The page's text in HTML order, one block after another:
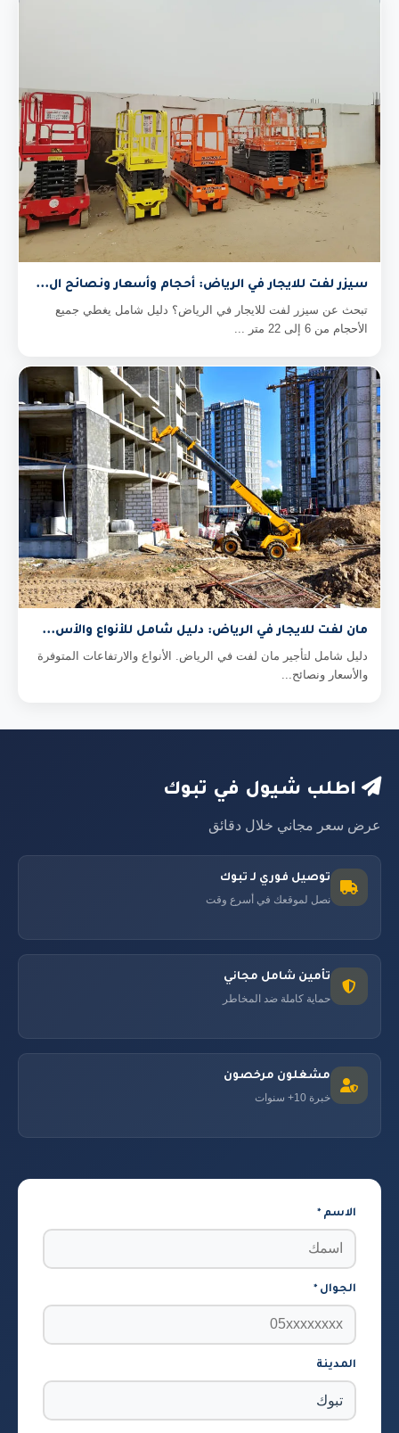
سيزر لفت للايجار في الرياض: أحجام وأسعار ونصائح ال...
تبحث عن سيزر لفت للايجار في الرياض؟ دليل شامل يغطي جميع
الأحجام من 6 إلى 22 متر ...
مان لفت للايجار في الرياض: دليل شامل للأنواع والأس...
دليل شامل لتأجير مان لفت في الرياض. الأنواع والارتفاعات المتوفرة
والأسعار ونصائح...
اطلب شيول في تبوك
عرض سعر مجاني خلال دقائق
توصيل فوري لـ تبوك
نصل لموقعك في أسرع وقت
تأمين شامل مجاني
حماية كاملة ضد المخاطر
مشغلون مرخصون
خبرة 10+ سنوات
الاسم *
الجوال *
المدينة